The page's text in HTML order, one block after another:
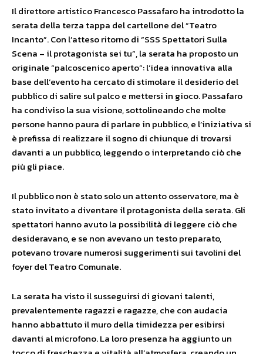
Il direttore artistico Francesco Passafaro ha introdotto la
serata della terza tappa del cartellone del “Teatro
Incanto”. Con l’atteso ritorno di “SSS Spettatori Sulla
Scena – il protagonista sei tu”, la serata ha proposto un
originale “palcoscenico aperto”: l’idea innovativa alla
base dell’evento ha cercato di stimolare il desiderio del
pubblico di salire sul palco e mettersi in gioco. Passafaro
ha condiviso la sua visione, sottolineando che molte
persone hanno paura di parlare in pubblico, e l’iniziativa si
è prefissa di realizzare il sogno di chiunque di trovarsi
davanti a un pubblico, leggendo o interpretando ciò che
più gli piace.
Il pubblico non è stato solo un attento osservatore, ma è
stato invitato a diventare il protagonista della serata. Gli
spettatori hanno avuto la possibilità di leggere ciò che
desideravano, e se non avevano un testo preparato,
potevano trovare numerosi suggerimenti sui tavolini del
foyer del Teatro Comunale.
La serata ha visto il susseguirsi di giovani talenti,
prevalentemente ragazzi e ragazze, che con audacia
hanno abbattuto il muro della timidezza per esibirsi
davanti al microfono. La loro presenza ha aggiunto un